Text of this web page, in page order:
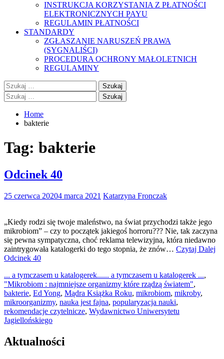
INSTRUKCJA KORZYSTANIA Z PŁATNOŚCI
ELEKTRONICZNYCH PAYU
REGULAMIN PŁATNOŚCI
STANDARDY
ZGŁASZANIE NARUSZEŃ PRAWA
(SYGNALIŚCI)
PROCEDURA OCHRONY MAŁOLETNICH
REGULAMINY
Szukaj:
Szukaj:
Home
bakterie
Tag: bakterie
Odcinek 40
25 czerwca 20204 marca 2021 Katarzyna Fronczak
„Kiedy rodzi się twoje maleństwo, na świat przychodzi także jego
mikrobiom” – czy to początek jakiegoś horroru??? Nie, tak zaczyna
się pewna sympatyczna, choć reklama telewizyjna, która niedawno
zaintrygowała katalogerki do tego stopnia, że znów… Czytaj Dalej
Odcinek 40
... a tymczasem u katalogerek...... a tymczasem u katalogerek ...,
"Mikrobiom : najmniejsze organizmy które rządzą światem",
bakterie, Ed Yong, Mądra Książka Roku, mikrobiom, mikroby,
mikroorganizmy, nauka jest fajna, popularyzacja nauki,
rekomendacje czytelnicze, Wydawnictwo Uniwersytetu
Jagiellońskiego
Aktualności